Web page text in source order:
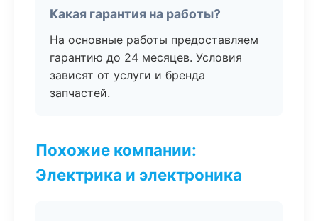
Какая гарантия на работы?
На основные работы предоставляем
гарантию до 24 месяцев. Условия
зависят от услуги и бренда
запчастей.
Похожие компании:
Электрика и электроника